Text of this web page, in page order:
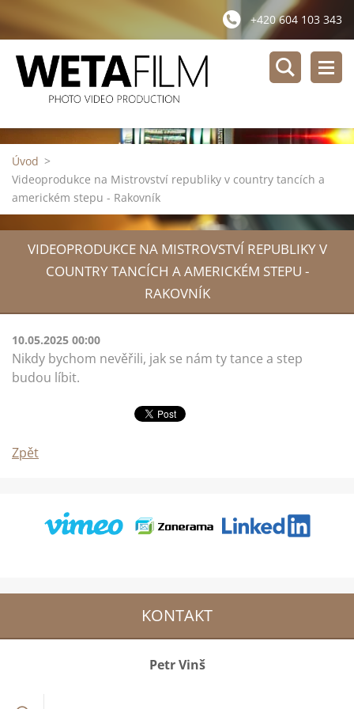
+420 604 103 343
Úvod >
Videoprodukce na Mistrovství republiky v country tancích a
americkém stepu - Rakovník
VIDEOPRODUKCE NA MISTROVSTVÍ REPUBLIKY V
COUNTRY TANCÍCH A AMERICKÉM STEPU -
RAKOVNÍK
10.05.2025 00:00
Nikdy bychom nevěřili, jak se nám ty tance a step
budou líbit.
Zpět
KONTAKT
Petr Vinš